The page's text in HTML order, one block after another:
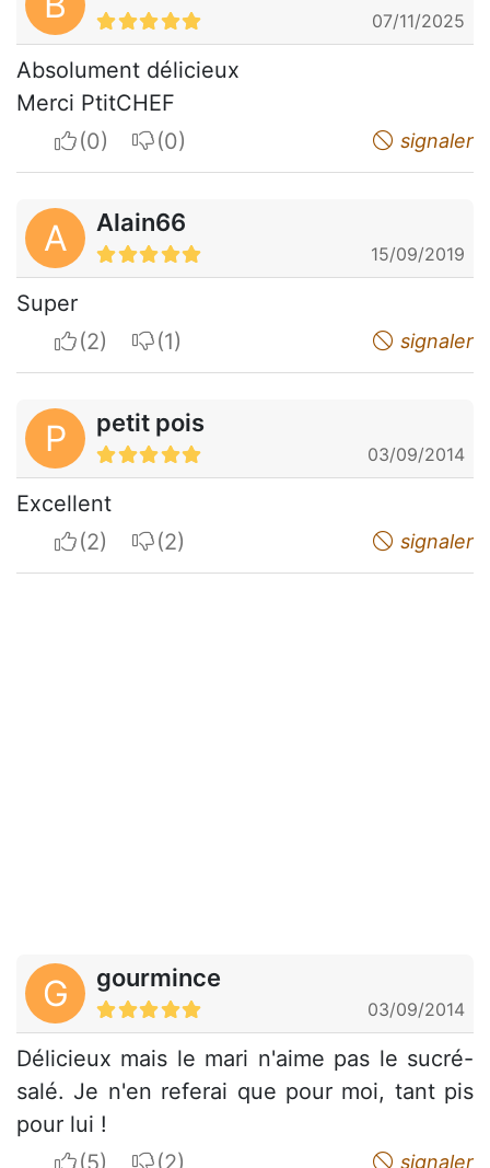
07/11/2025
Absolument délicieux
Merci PtitCHEF
I apreciateI do not appreciate signaler
A Alain66
15/09/2019
Super
I apreciateI do not appreciate signaler
P petit pois
03/09/2014
Excellent
I apreciateI do not appreciate signaler
G gourmince
03/09/2014
Délicieux mais le mari n'aime pas le sucré-
salé. Je n'en referai que pour moi, tant pis
pour lui !
I apreciateI do not appreciate signaler